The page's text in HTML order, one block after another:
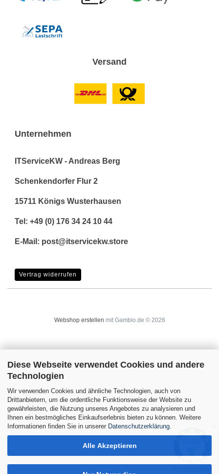
Diese Webseite verwendet Cookies und andere
Technologien
Wir verwenden Cookies und ähnliche Technologien, auch von
Drittanbietern, um die ordentliche Funktionsweise der Website zu
gewährleisten, die Nutzung unseres Angebotes zu analysieren und
Ihnen ein bestmögliches Einkaufserlebnis bieten zu können. Weitere
Informationen finden Sie in unserer Datenschutzerklärung
Alle Akzeptieren
Versand
Unternehmen
ITServiceKW - Andreas Berg
Schenkendorfer Flur 2
15711 Königs Wusterhausen
Tel: +49 (0) 176 34 24 10 44
E-Mail: post@itservicekw.store
Vertrag widerrufen
Webshop erstellen mit Gambio.de © 2026